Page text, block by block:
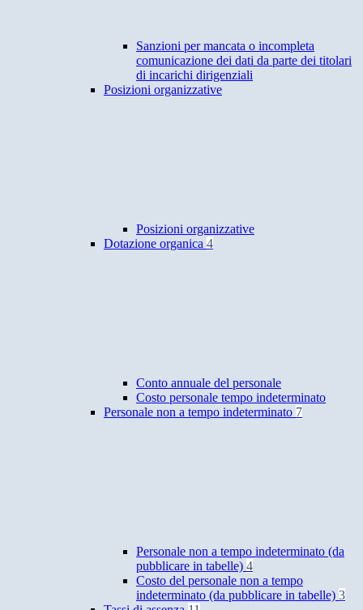
Sanzioni per mancata o incompleta
comunicazione dei dati da parte dei titolari
di incarichi dirigenziali
Posizioni organizzative
Posizioni organizzative
Dotazione organica 4
Conto annuale del personale
Costo personale tempo indeterminato
Personale non a tempo indeterminato 7
Personale non a tempo indeterminato (da
pubblicare in tabelle) 4
Costo del personale non a tempo
indeterminato (da pubblicare in tabelle) 3